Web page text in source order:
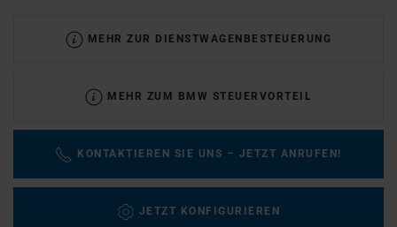
MEHR ZUR DIENSTWAGENBESTEUERUNG
MEHR ZUM BMW STEUERVORTEIL
KONTAKTIEREN SIE UNS – JETZT ANRUFEN!
JETZT KONFIGURIEREN